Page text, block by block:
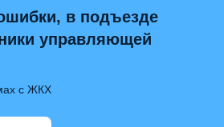
в подъезде
управляющей
с ЖКХ